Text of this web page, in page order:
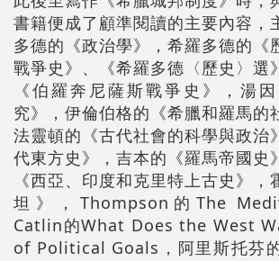
書籍便成了顧準閱讀的主要內容，
多德的《政治學》，希羅多德的《
戰爭史》、《希羅多德〈歷史〉選
《伯羅奔尼薩斯戰爭史》，湯
究》，伊倫伯格的《希臘和羅馬的
法靈頓的《古代社會的科學與政治
代東方史》，吉本的《羅馬帝國史
《西亞、印度和克里特上古史》，
坦》，Thompson的The
Catlin的What Does the West
of Political Goals，阿里斯托芬